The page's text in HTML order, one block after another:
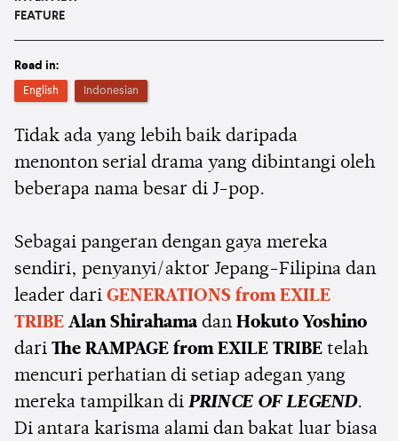
FEATURE
Read in:
English Indonesian
Tidak ada yang lebih baik daripada
menonton serial drama yang dibintangi oleh
beberapa nama besar di J-pop.
Sebagai pangeran dengan gaya mereka
sendiri, penyanyi/aktor Jepang-Filipina dan
leader dari GENERATIONS from EXILE
TRIBE Alan Shirahama dan Hokuto Yoshino
dari The RAMPAGE from EXILE TRIBE telah
mencuri perhatian di setiap adegan yang
mereka tampilkan di PRINCE OF LEGEND.
Di antara karisma alami dan bakat luar biasa